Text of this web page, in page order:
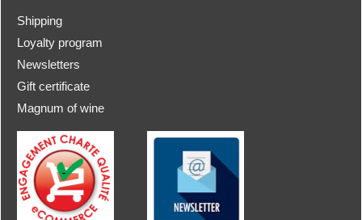
Shipping
Loyalty program
Newsletters
Gift certificate
Magnum of wine